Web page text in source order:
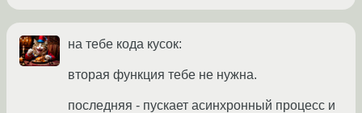
на тебе кода кусок:
вторая функция тебе не нужна.
последняя - пускает асинхронный процесс и